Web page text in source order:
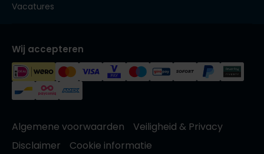
Vacatures
Wij accepteren
Algemene voorwaarden
Veiligheid & Privacy
Disclaimer
Cookie informatie